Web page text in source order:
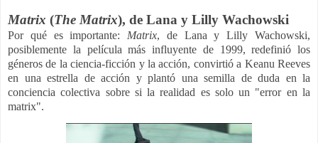
Matrix (The Matrix), de Lana y Lilly Wachowski
Por qué es importante: Matrix, de Lana y Lilly Wachowski,
posiblemente la película más influyente de 1999, redefinió los
géneros de la ciencia-ficción y la acción, convirtió a Keanu Reeves
en una estrella de acción y plantó una semilla de duda en la
conciencia colectiva sobre si la realidad es solo un "error en la
matrix".